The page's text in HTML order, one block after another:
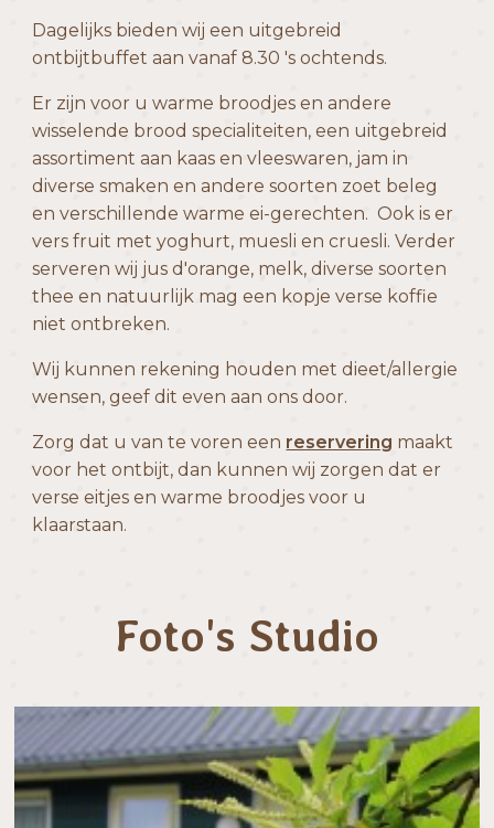
Dagelijks bieden wij een uitgebreid
ontbijtbuffet aan vanaf 8.30 's ochtends.
Er zijn voor u warme broodjes en andere
wisselende brood specialiteiten, een uitgebreid
assortiment aan kaas en vleeswaren, jam in
diverse smaken en andere soorten zoet beleg
en verschillende warme ei-gerechten. Ook is er
vers fruit met yoghurt, muesli en cruesli. Verder
serveren wij jus d'orange, melk, diverse soorten
thee en natuurlijk mag een kopje verse koffie
niet ontbreken.
Wij kunnen rekening houden met dieet/allergie
wensen, geef dit even aan ons door.
Zorg dat u van te voren een reservering maakt
voor het ontbijt, dan kunnen wij zorgen dat er
verse eitjes en warme broodjes voor u
klaarstaan.
Foto's Studio